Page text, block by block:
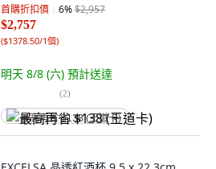
首購折扣價 6%$2,957
$2,757
($1378.50/1個)
明天 8/8 (六) 預計送達
(2)
最高再省 $138 (王道卡)